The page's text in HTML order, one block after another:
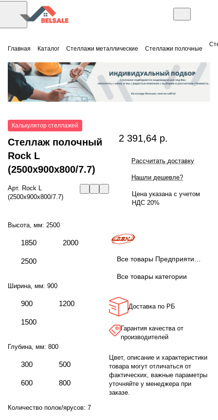
Главная Каталог Стеллажи металлические Стеллажи полочные
Калькулятор стеллажей
Стеллаж полочный
Rock L
(2500x900x800/7.7)
Арт. Rock L
(2500x900x800/7.7)
Высота, мм: 2500
1850 2000
2500
Ширина, мм: 900
900 1200
1500
Глубина, мм: 800
300 500
600 800
Количество полок/ярусов: 7
2 391,64 р.
Рассчитать доставку
Нашли дешевле?
Цена указана с учетом
НДС 20%
Все товары Предприятие ДВК
Все товары категории
Доставка по РБ
Гарантия качества от
производителей
Цвет, описание и характеристики
товара могут отличаться от
фактических, важные параметры
уточняйте у менеджера при
заказе.